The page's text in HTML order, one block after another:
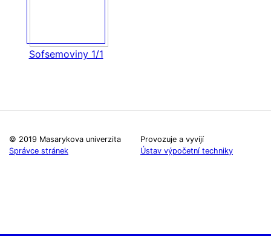
Sofsemoviny 1/1
© 2019 Masarykova univerzita
Správce stránek
Provozuje a vyvíjí
Ústav výpočetní techniky